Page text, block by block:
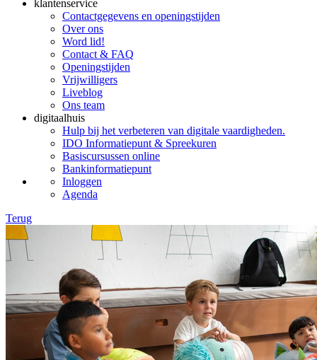
klantenservice
Contactgegevens en openingstijden
Over ons
Word lid!
Contact & FAQ
Openingstijden
Vrijwilligers
Liveblog
Ons team
digitaalhuis
Hulp bij het verbeteren van digitale vaardigheden.
IDO Informatiepunt & Spreekuren
Basiscursussen online
Bankinformatiepunt
Inloggen
Agenda
Terug